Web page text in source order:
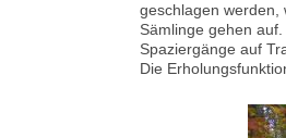
geschlagen werden,
Sämlinge gehen
Spaziergänge auf
Die